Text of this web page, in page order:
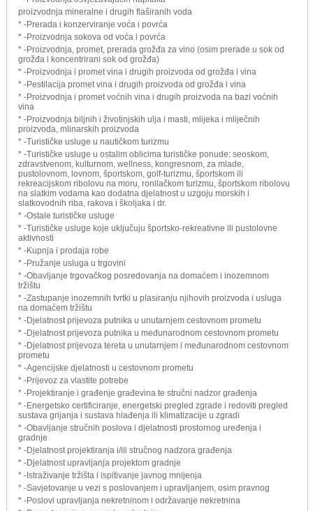
proizvodnja mineralne i drugih flaširanih voda
* -Prerada i konzerviranje voća i povrća
* -Proizvodnja sokova od voća i povrća
* -Proizvodnja, promet, prerada grožđa za vino (osim prerade u sok od
grožđa i koncentrirani sok od grožđa)
* -Proizvodnja i promet vina i drugih proizvoda od grožđa i vina
* -Pestilacija promet vina i drugih proizvoda od grožđa i vina
* -Proizvodnja i promet voćnih vina i drugih proizvoda na bazi voćnih
vina
* -Proizvodnja biljnih i životinjskih ulja i masti, mlijeka i mliječnih
proizvoda, mlinarskih proizvoda
* -Turističke usluge u nautičkom turizmu
* -Turističke usluge u ostalim oblicima turističke ponude: seoskom,
zdravstvenom, kulturnom, wellness, kongresnom, za mlade,
pustolovnom, lovnom, športskom, golf-turizmu, športskom ili
rekreacijskom ribolovu na moru, ronilačkom turizmu, športskom ribolovu
na slatkim vodama kao dodatna djelatnost u uzgoju morskih i
slatkovodnih riba, rakova i školjaka i dr.
* -Ostale turističke usluge
* -Turističke usluge koje uključuju športsko-rekreativne ili pustolovne
aktivnosti
* -Kupnja i prodaja robe
* -Pružanje usluga u trgovini
* -Obavljanje trgovačkog posredovanja na domaćem i inozemnom
tržištu
* -Zastupanje inozemnih tvrtki u plasiranju njihovih proizvoda i usluga
na domaćem tržištu
* -Djelatnost prijevoza putnika u unutarnjem cestovnom prometu
* -Djelatnost prijevoza putnika u međunarodnom cestovnom prometu
* -Djelatnost prijevoza tereta u unutarnjem i međunarodnom cestovnom
prometu
* -Agencijske djelatnosti u cestovnom prometu
* -Prijevoz za vlastite potrebe
* -Projektiranje i građenje građevina te stručni nadzor građenja
* -Energetsko certificiranje, energetski pregled zgrade i redoviti pregled
sustava grijanja i sustava hlađenja ili klimatizacije u zgradi
* -Obavljanje stručnih poslova i djelatnosti prostornog uređenja i
gradnje
* -Djelatnost projektiranja i/ili stručnog nadzora građenja
* -Djelatnost upravljanja projektom gradnje
* -Istraživanje tržišta i ispitivanje javnog mnijenja
* -Savjetovanje u vezi s poslovanjem i upravljanjem, osim pravnog
* -Poslovi upravljanja nekretninom i održavanje nekretnina